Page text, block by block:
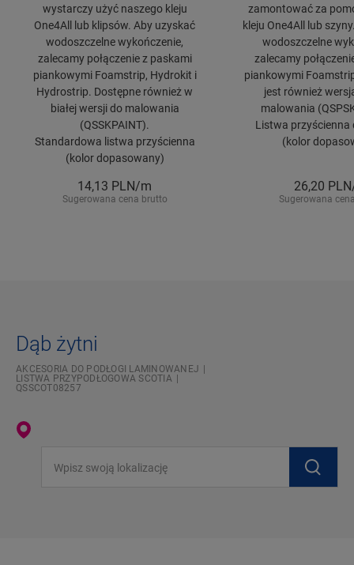
wystarczy użyć naszego kleju
One4All lub klipsów. Aby uzyskać
wodoszczelne wykończenie,
zalecamy połączenie z paskami
piankowymi Foamstrip, Hydrokit i
Hydrostrip. Dostępne również w
białej wersji do malowania
(QSSKPAINT).
Standardowa listwa przyścienna
(kolor dopasowany)
14,13 PLN/m
Sugerowana cena brutto
zamontować za
kleju One4All lub
wodoszczelne
zalecamy
piankowymi
jest również
malowania
Listwa przyścienna
(kolor
26,20
Sugerowana
Dąb żytni
AKCESORIA DO PODŁOGI LAMINOWANEJ
LISTWA PRZYPODŁOGOWA SCOTIA
QSSCOT08257